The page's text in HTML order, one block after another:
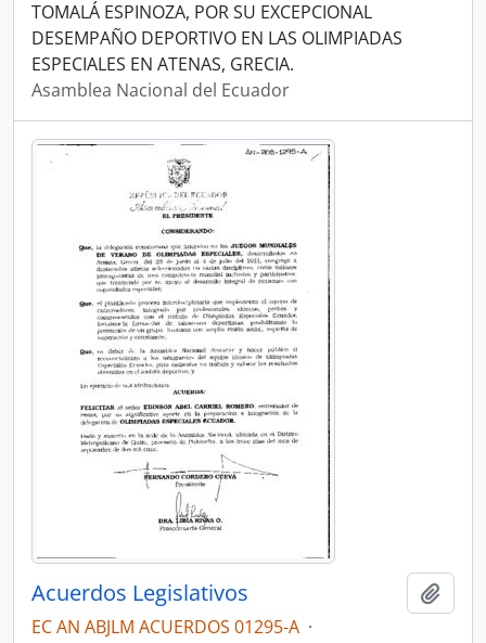
TOMALÁ ESPINOZA, POR SU EXCEPCIONAL
DESEMPAÑO DEPORTIVO EN LAS OLIMPIADAS
ESPECIALES EN ATENAS, GRECIA.
Asamblea Nacional del Ecuador
Acuerdos Legislativos
EC AN ABJLM ACUERDOS 01295-A ·